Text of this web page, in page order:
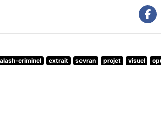
criminel extrait sevran projet visuel